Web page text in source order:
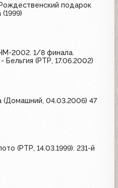
подарок
2002. 1/8 финала.
Бельгия (РТР, 17.06.2002)
(Домашний, 04.03.2006) 47
(РТР, 14.03.1999). 231-й